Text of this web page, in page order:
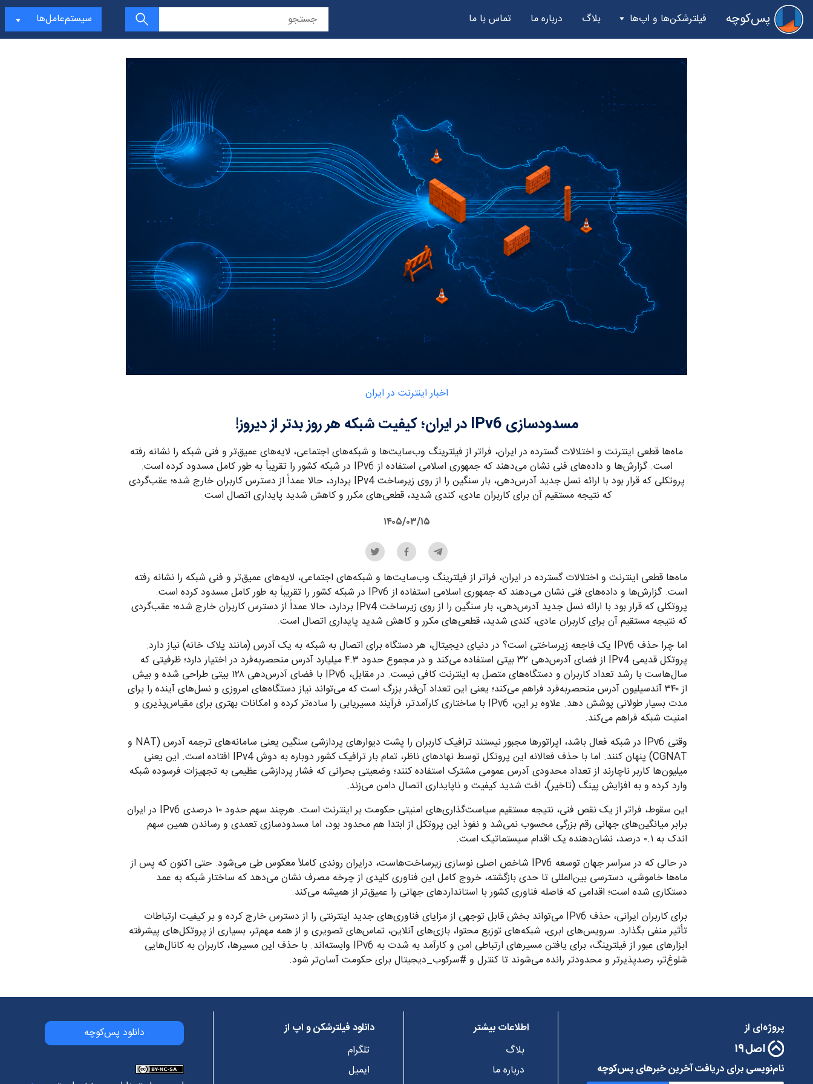
پس‌کوچه فیلترشکن‌ها و اپ‌ها بلاگ درباره ما تماس با ما سیستم‌عامل‌ها
اخبار اینترنت در ایران
مسدودسازی IPv6 در ایران؛ کیفیت شبکه هر روز بدتر از دیروز!
ماه‌ها قطعی اینترنت و اختلالات گسترده در ایران، فراتر از فیلترینگ وب‌سایت‌ها و شبکه‌های اجتماعی، لایه‌های عمیق‌تر و فنی شبکه را نشانه رفته
است. گزارش‌ها و داده‌های فنی نشان می‌دهند که جمهوری اسلامی استفاده از IPv6 در شبکه کشور را تقریباً به طور کامل مسدود کرده است.
پروتکلی که قرار بود با ارائه نسل جدید آدرس‌دهی، بار سنگین را از روی زیرساخت IPv4 بردارد، حالا عمداً از دسترس کاربران خارج شده؛ عقب‌گردی
که نتیجه مستقیم آن برای کاربران عادی، کندی شدید، قطعی‌های مکرر و کاهش شدید پایداری اتصال است.
۱۴۰۵/۰۳/۱۵
ماه‌ها قطعی اینترنت و اختلالات گسترده در ایران، فراتر از فیلترینگ وب‌سایت‌ها و شبکه‌های اجتماعی، لایه‌های عمیق‌تر و فنی شبکه را نشانه رفته
است. گزارش‌ها و داده‌های فنی نشان می‌دهند که جمهوری اسلامی استفاده از IPv6 در شبکه کشور را تقریباً به طور کامل مسدود کرده است.
پروتکلی که قرار بود با ارائه نسل جدید آدرس‌دهی، بار سنگین را از روی زیرساخت IPv4 بردارد، حالا عمداً از دسترس کاربران خارج شده؛ عقب‌گردی
که نتیجه مستقیم آن برای کاربران عادی، کندی شدید، قطعی‌های مکرر و کاهش شدید پایداری اتصال است.
اما چرا حذف IPv6 یک فاجعه زیرساختی است؟ در دنیای دیجیتال، هر دستگاه برای اتصال به شبکه به یک آدرس (مانند پلاک خانه) نیاز دارد.
پروتکل قدیمی IPv4 از فضای آدرس‌دهی ۳۲ بیتی استفاده می‌کند و در مجموع حدود ۴.۳ میلیارد آدرس منحصربه‌فرد در اختیار دارد؛ ظرفیتی که
سال‌هاست با رشد تعداد کاربران و دستگاه‌های متصل به اینترنت کافی نیست. در مقابل، IPv6 با فضای آدرس‌دهی ۱۲۸ بیتی طراحی شده و بیش
از ۳۴۰ آندسیلیون آدرس منحصربه‌فرد فراهم می‌کند؛ یعنی این تعداد آن‌قدر بزرگ است که می‌تواند نیاز دستگاه‌های امروزی و نسل‌های آینده را برای
مدت بسیار طولانی پوشش دهد. علاوه بر این، IPv6 با ساختاری کارآمدتر، فرآیند مسیریابی را ساده‌تر کرده و امکانات بهتری برای مقیاس‌پذیری و
امنیت شبکه فراهم می‌کند.
وقتی IPv6 در شبکه فعال باشد، اپراتورها مجبور نیستند ترافیک کاربران را پشت دیوارهای پردازشی سنگین یعنی سامانه‌های ترجمه آدرس (NAT و
CGNAT) پنهان کنند. اما با حذف فعالانه این پروتکل توسط نهادهای ناظر، تمام بار ترافیک کشور دوباره به دوش IPv4 افتاده است. این یعنی
میلیون‌ها کاربر ناچارند از تعداد محدودی آدرس عمومی مشترک استفاده کنند؛ وضعیتی بحرانی که فشار پردازشی عظیمی به تجهیزات فرسوده شبکه
وارد کرده و به افزایش پینگ (تاخیر)، افت شدید کیفیت و ناپایداری اتصال دامن می‌زند.
این سقوط، فراتر از یک نقص فنی، نتیجه مستقیم سیاست‌گذاری‌های امنیتی حکومت بر اینترنت است. هرچند سهم حدود ۱۰ درصدی IPv6 در ایران
برابر میانگین‌های جهانی رقم بزرگی محسوب نمی‌شد و نفوذ این پروتکل از ابتدا هم محدود بود، اما مسدودسازی تعمدی و رساندن همین سهم
اندک به ۰.۱ درصد، نشان‌دهنده یک اقدام سیستماتیک است.
در حالی که در سراسر جهان توسعه IPv6 شاخص اصلی نوسازی زیرساخت‌هاست، درایران روندی کاملاً معکوس طی می‌شود. حتی اکنون که پس از
ماه‌ها خاموشی، دسترسی بین‌المللی تا حدی بازگشته، خروج کامل این فناوری کلیدی از چرخه مصرف نشان می‌دهد که ساختار شبکه به عمد
دستکاری شده است؛ اقدامی که فاصله فناوری کشور با استانداردهای جهانی را عمیق‌تر از همیشه می‌کند.
برای کاربران ایرانی، حذف IPv6 می‌تواند بخش قابل توجهی از مزایای فناوری‌های جدید اینترنتی را از دسترس خارج کرده و بر کیفیت ارتباطات
تأثیر منفی بگذارد. سرویس‌های ابری، شبکه‌های توزیع محتوا، بازی‌های آنلاین، تماس‌های تصویری و از همه مهم‌تر، بسیاری از پروتکل‌های پیشرفته
ابزارهای عبور از فیلترینگ، برای یافتن مسیرهای ارتباطی امن و کارآمد به شدت به IPv6 وابسته‌اند. با حذف این مسیرها، کاربران به کانال‌هایی
شلوغ‌تر، رصدپذیرتر و محدودتر رانده می‌شوند تا کنترل و #سرکوب_دیجیتال برای حکومت آسان‌تر شود.
پروژه‌ای از
نام‌نویسی برای دریافت آخرین خبرهای پس‌کوچه
اطلاعات بیشتر
بلاگ
درباره ما
دانلود فیلترشکن و اپ از
تلگرام
ایمیل
دانلود پس‌کوچه